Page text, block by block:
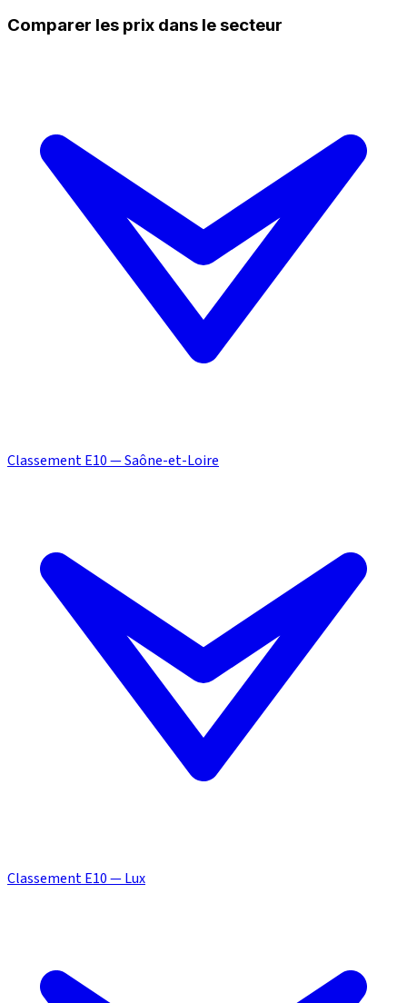
Comparer les prix dans le secteur
Classement E10 — Saône-et-Loire
Classement E10 — Lux